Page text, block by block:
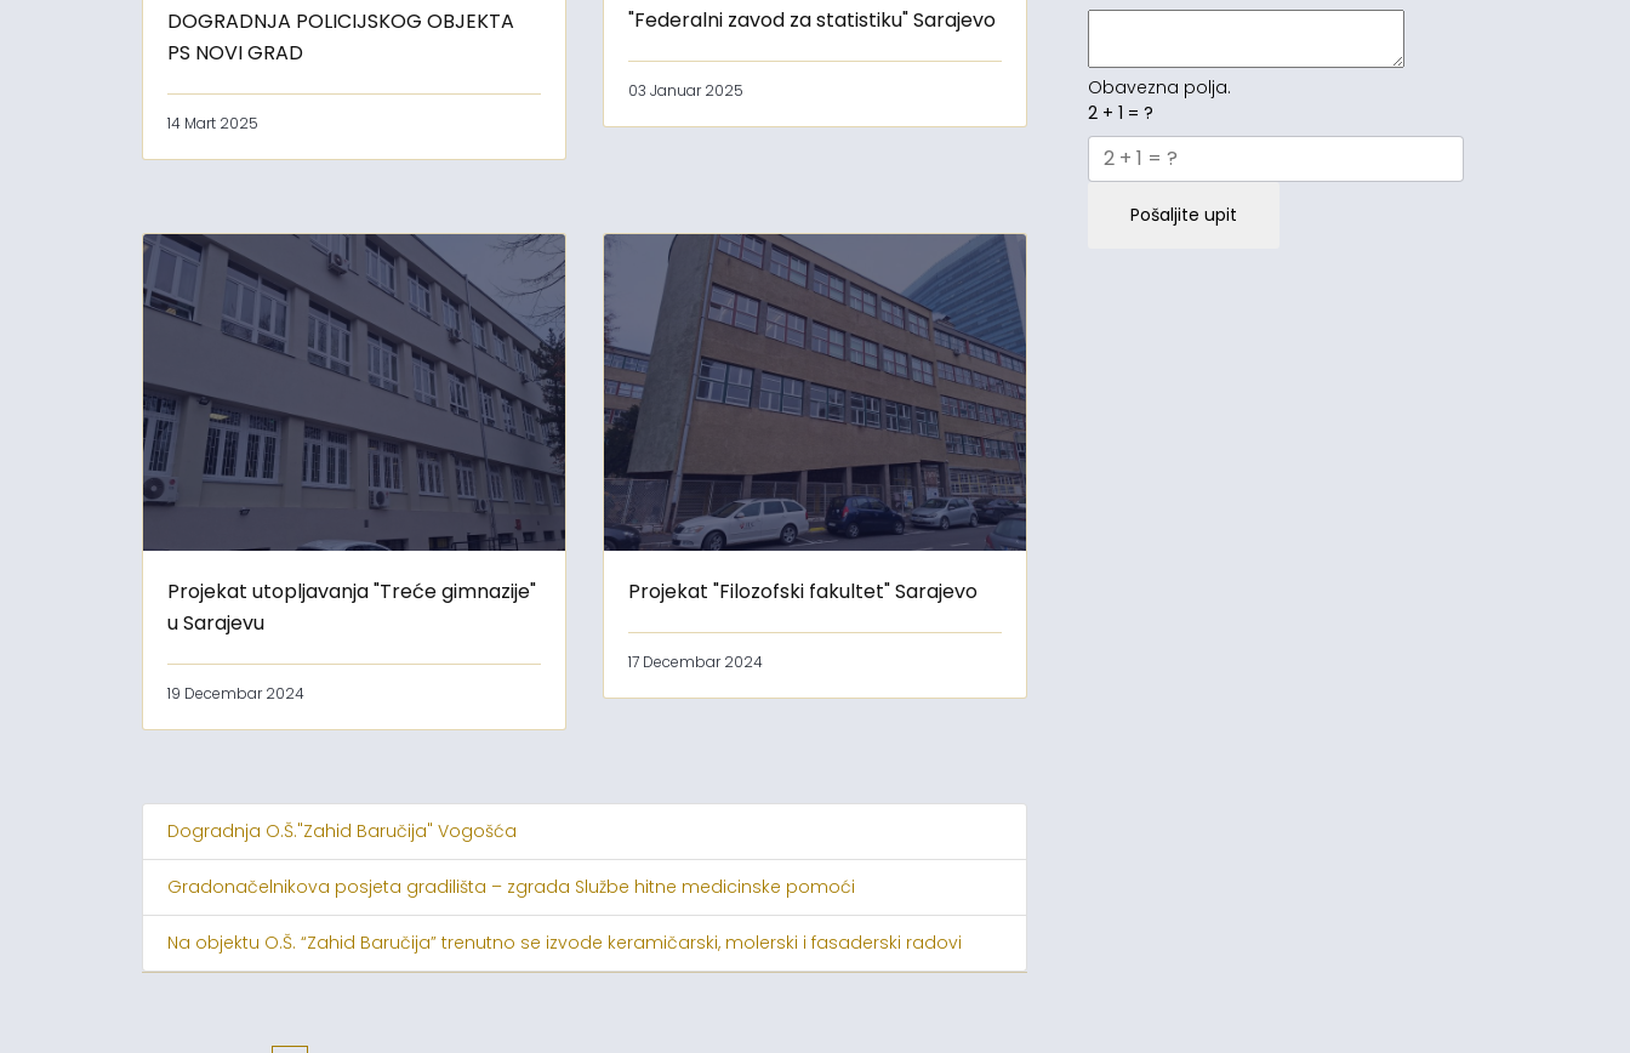
DOGRADNJA POLICIJSKOG OBJEKTA
PS NOVI GRAD
14 Mart 2025
"Federalni zavod za statistiku" Sarajevo
03 Januar 2025
Projekat utopljavanja "Treće gimnazije"
u Sarajevu
19 Decembar 2024
Projekat "Filozofski fakultet" Sarajevo
17 Decembar 2024
Dogradnja O.Š."Zahid Baručija" Vogošća
Gradonačelnikova posjeta gradilišta – zgrada Službe hitne medicinske pomoći
Na objektu O.Š. “Zahid Baručija” trenutno se izvode keramičarski, molerski i fasaderski radovi
Obavezna polja.
2 + 1 = ?
Pošaljite upit